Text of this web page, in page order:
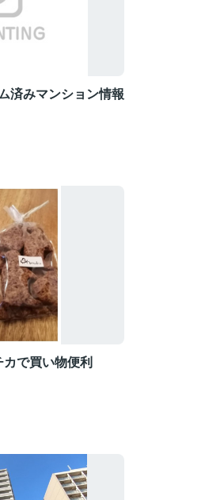
済みマンション情報
で買い物便利